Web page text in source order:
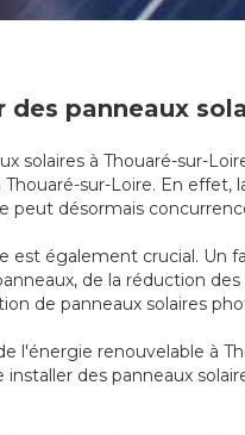
panneaux
solaires à Thouaré-sur-
sur-Loire. En
désormais
est également crucial.
de la réduction
de panneaux solaires
l'énergie renouvelable à
des panneaux